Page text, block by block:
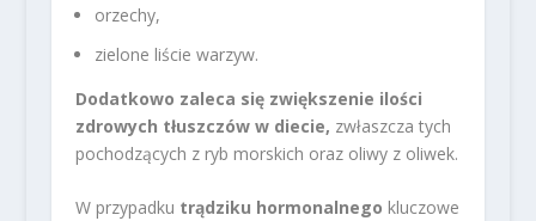
orzechy,
zielone liście warzyw.
Dodatkowo zaleca się zwiększenie ilości
zdrowych tłuszczów w diecie, zwłaszcza tych
pochodzących z ryb morskich oraz oliwy z oliwek.
W przypadku trądziku hormonalnego kluczowe